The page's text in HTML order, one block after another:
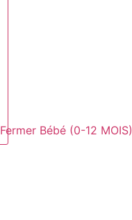
Fermer Bébé (0-12 MOIS)